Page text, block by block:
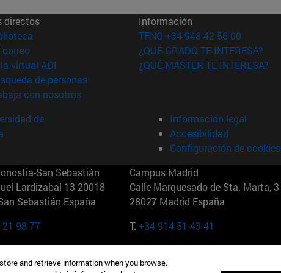
directos
(abre en nueva ventana)
correo(abre en nueva ventana)
virtual ADI (abre en nueva ventana)
de personas(abre en nueva ventana)
con nosotros(abre en nueva ventana)
Información
TFNO +34 948 42 56 00
¿QUÉ GRADO TE INTERESA?
¿QUÉ MÁSTER TE INTERESA?
de
Información legal
Accesibilidad
Configuración de cookies
San Sebastián
Lardizabal 13 20018
Sebastián España
98 77
Campus Madrid
Calle Marquesado de Sta. Marta, 3
28027 Madrid España
T.+34 914 51 43 41
St 10019-2201 Nueva York Maria-Theresia-Straße 15 81675
and retrieve information when you browse.